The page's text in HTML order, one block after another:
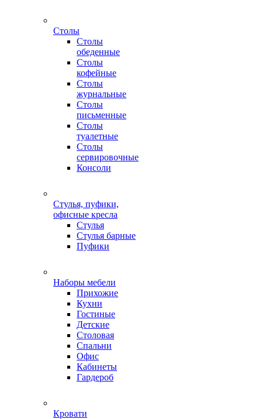
Столы
Столы
обеденные
Столы
кофейные
Столы
журнальные
Столы
письменные
Столы
туалетные
Столы
сервировочные
Консоли
Стулья, пуфики,
офисные кресла
Стулья
Стулья барные
Пуфики
Наборы мебели
Прихожие
Кухни
Гостиные
Детские
Столовая
Спальни
Офис
Кабинеты
Гардероб
Кровати